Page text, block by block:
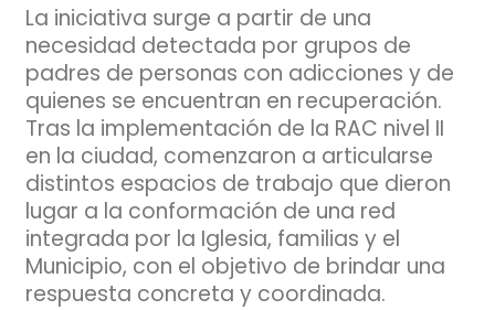
La iniciativa surge a partir de una
necesidad detectada por grupos de
padres de personas con adicciones y de
quienes se encuentran en recuperación.
Tras la implementación de la RAC nivel II
en la ciudad, comenzaron a articularse
distintos espacios de trabajo que dieron
lugar a la conformación de una red
integrada por la Iglesia, familias y el
Municipio, con el objetivo de brindar una
respuesta concreta y coordinada.